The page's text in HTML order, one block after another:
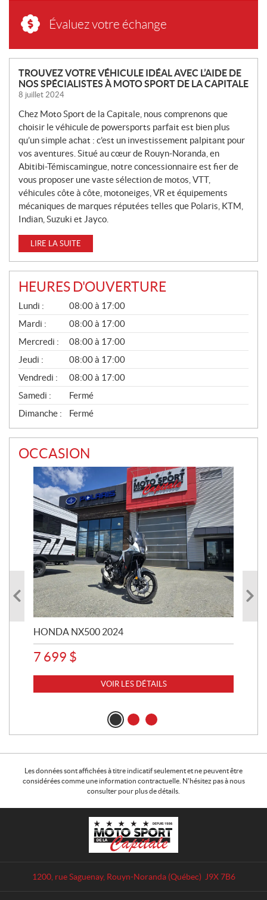
Évaluez votre échange
N
O
U
V
E
L
L
E
S
TROUVEZ VOTRE VÉHICULE IDÉAL AVEC L’AIDE DE
NOS SPÉCIALISTES À MOTO SPORT DE LA CAPITALE
8 juillet 2024
Chez Moto Sport de la Capitale, nous comprenons que
choisir le véhicule de powersports parfait est bien plus
qu’un simple achat : c’est un investissement palpitant pour
vos aventures. Situé au cœur de Rouyn-Noranda, en
Abitibi-Témiscamingue, notre concessionnaire est fier de
vous proposer une vaste sélection de motos, VTT,
véhicules côte à côte, motoneiges, VR et équipements
mécaniques de marques réputées telles que Polaris, KTM,
Indian, Suzuki et Jayco.
LIRE LA SUITE
HEURES D'OUVERTURE
G
É
N
É
R
A
L
Lundi :
08:00 à 17:00
Mardi :
08:00 à 17:00
Mercredi :
08:00 à 17:00
Jeudi :
08:00 à 17:00
Vendredi :
08:00 à 17:00
Samedi :
Fermé
Dimanche :
Fermé
OCCASION
HONDA NX500 2024
7 699 $
VOIR LES DÉTAILS
Les données sont affichées à titre indicatif seulement et ne peuvent être
considérées comme une information contractuelle. N'hésitez pas à nous
consulter pour plus de détails.
1200, rue Saguenay, Rouyn-Noranda (Québec) J9X 7B6